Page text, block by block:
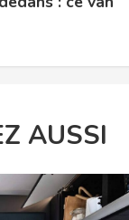
AUSSI